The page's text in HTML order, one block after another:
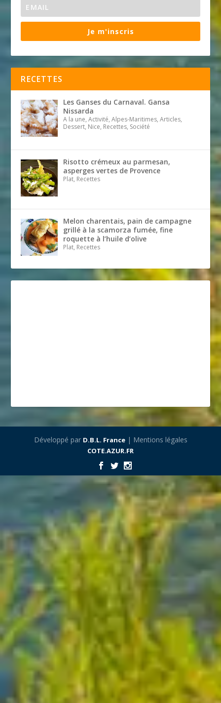
Je m'inscris
RECETTES
Les Ganses du Carnaval. Gansa
Nissarda
A la une, Activité, Alpes-Maritimes, Articles,
Dessert, Nice, Recettes, Société
Risotto crémeux au parmesan,
asperges vertes de Provence
Plat, Recettes
Melon charentais, pain de campagne
grillé à la scamorza fumée, fine
roquette à l’huile d’olive
Plat, Recettes
Développé par D.B.L. France| Mentions légales
COTE.AZUR.FR